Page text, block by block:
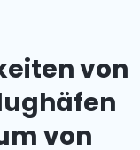
von
von